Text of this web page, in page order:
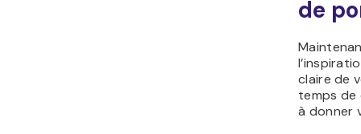
de
claire de
temps de
à donner